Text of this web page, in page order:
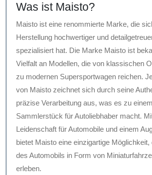
Was ist Maisto?
Maisto ist eine renommierte Marke, die
Herstellung hochwertiger und
spezialisiert hat. Die Marke Maisto ist
Vielfalt an Modellen, die von klassischen
zu modernen Supersportwagen reichen.
von Maisto zeichnet sich durch seine
präzise Verarbeitung aus, was es zu
Sammlerstück für Autoliebhaber macht.
Leidenschaft für Automobile und einem
bietet Maisto eine einzigartige
des Automobils in Form von
erleben.